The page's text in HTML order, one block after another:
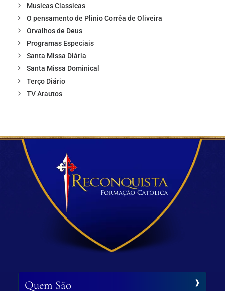
Musicas Classicas
O pensamento de Plinio Corrêa de Oliveira
Orvalhos de Deus
Programas Especiais
Santa Missa Diária
Santa Missa Dominical
Terço Diário
TV Arautos
Quem São